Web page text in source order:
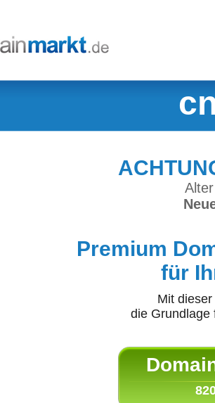
Premium
für
Mit
die